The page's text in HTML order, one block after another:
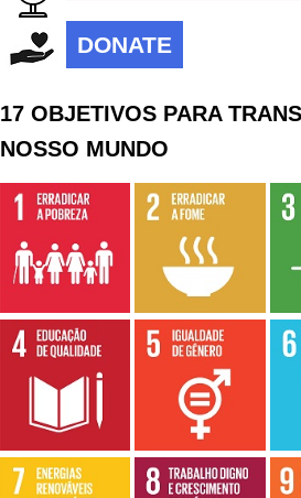
DONATE
17 OBJETIVOS PARA
NOSSO MUNDO